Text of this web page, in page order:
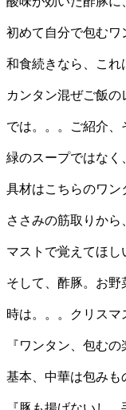
初めて自分で包むワ
和食続きなら、これ
カンタン混ぜご飯の
では。。。ご紹介、
緑のスープではなく
具材はこちらのワン
ささみの筋取りから
マストで覚えてほし
そして、酢豚。お
時は。。。クリスマ
『ワンタン、包む
基本、中華は包みも